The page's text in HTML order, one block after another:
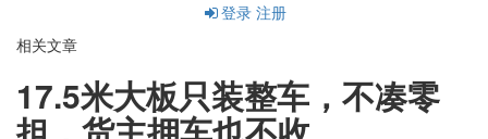
登录 注册
相关文章
17.5米大板只装整车，不凑零